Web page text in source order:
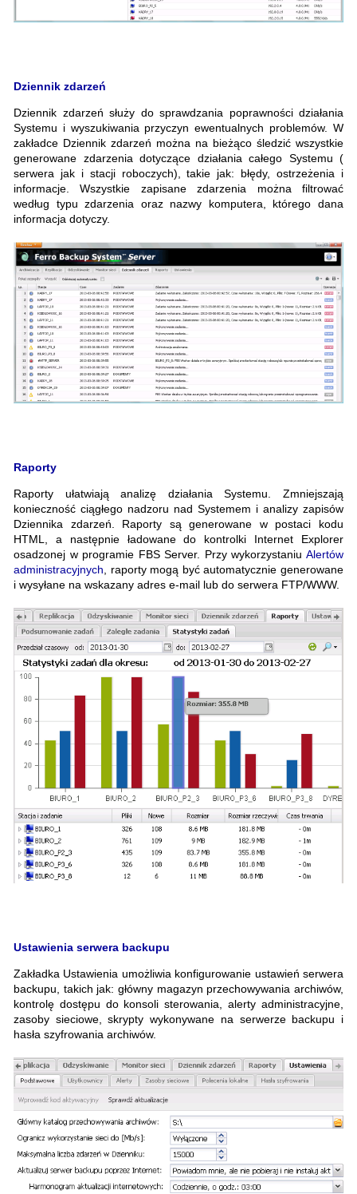
Dziennik zdarzeń
Dziennik zdarzeń służy do sprawdzania poprawności działania
Systemu i wyszukiwania przyczyn ewentualnych problemów. W
zakładce Dziennik zdarzeń można na bieżąco śledzić wszystkie
generowane zdarzenia dotyczące działania całego Systemu (
serwera jak i stacji roboczych), takie jak: błędy, ostrzeżenia i
informacje. Wszystkie zapisane zdarzenia można filtrować
według typu zdarzenia oraz nazwy komputera, którego dana
informacja dotyczy.
Raporty
Raporty ułatwiają analizę działania Systemu. Zmniejszają
konieczność ciągłego nadzoru nad Systemem i analizy zapisów
Dziennika zdarzeń. Raporty są generowane w postaci kodu
HTML, a następnie ładowane do kontrolki Internet Explorer
osadzonej w programie FBS Server. Przy wykorzystaniu Alertów
administracyjnych , raporty mogą być automatycznie generowane
i wysyłane na wskazany adres e-mail lub do serwera FTP/WWW.
Ustawienia serwera backupu
Zakładka Ustawienia umożliwia konfigurowanie ustawień serwera
backupu, takich jak: główny magazyn przechowywania archiwów,
kontrolę dostępu do konsoli sterowania, alerty administracyjne,
zasoby sieciowe, skrypty wykonywane na serwerze backupu i
hasła szyfrowania archiwów.